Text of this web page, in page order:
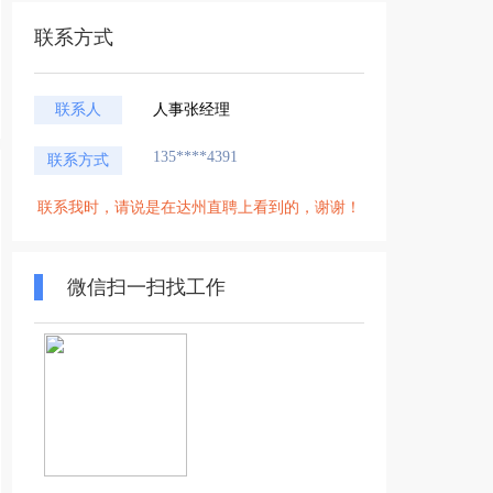
联系方式
联系人 人事张经理
联系方式 135****4391
联系我时，请说是在达州直聘上看到的，谢谢！
微信扫一扫找工作